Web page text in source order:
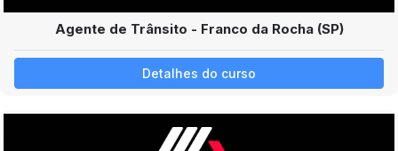
Agente de Trânsito - Franco da Rocha (SP)
Detalhes do curso